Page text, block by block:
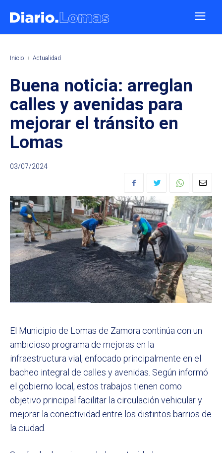
Inicio Actualidad
Buena noticia: arreglan
calles y avenidas para
mejorar el tránsito en
Lomas
03/07/2024
El Municipio de Lomas de Zamora continúa con un
ambicioso programa de mejoras en la
infraestructura vial, enfocado principalmente en el
bacheo integral de calles y avenidas. Según informó
el gobierno local, estos trabajos tienen como
objetivo principal facilitar la circulación vehicular y
mejorar la conectividad entre los distintos barrios de
la ciudad.